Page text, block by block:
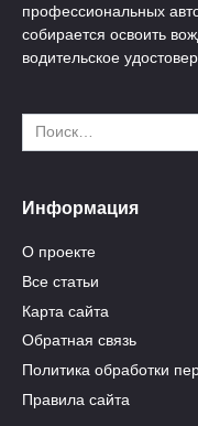
профессиональных
собирается освоить
водительское
Search
for:
Информация
О проекте
Все статьи
Карта сайта
Обратная связь
Политика обработки
Правила сайта